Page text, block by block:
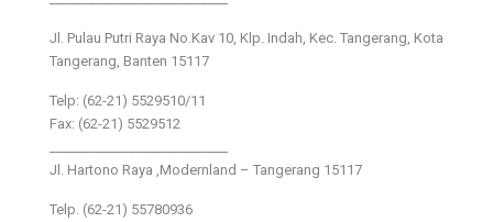
Jl. Pulau Putri Raya No.Kav 10, Klp. Indah, Kec. Tangerang, Kota
Tangerang, Banten 15117
Telp: (62-21) 5529510/11
Fax: (62-21) 5529512
Jl. Hartono Raya ,Modernland – Tangerang 15117
Telp. (62-21) 55780936